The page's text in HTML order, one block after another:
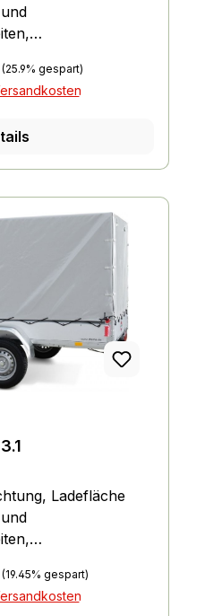
Bordwand,
und Rahmen
(25.9% gespart)
Ladefläche
Bordwand,
und Rahmen
(19.45% gespart)